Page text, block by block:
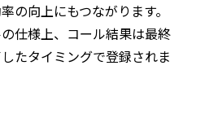
の向上にもつながります。
仕様上、コール結果は最終
たタイミングで登録されま